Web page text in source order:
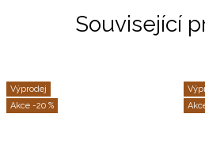
Související
Výprodej
-20 %